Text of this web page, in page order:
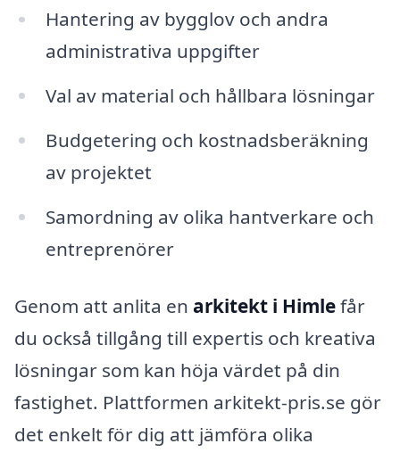
Hantering av bygglov och andra
administrativa uppgifter
Val av material och hållbara lösningar
Budgetering och kostnadsberäkning
av projektet
Samordning av olika hantverkare och
entreprenörer
Genom att anlita en arkitekt i Himlefår
du också tillgång till expertis och kreativa
lösningar som kan höja värdet på din
fastighet. Plattformen arkitekt-pris.se gör
det enkelt för dig att jämföra olika